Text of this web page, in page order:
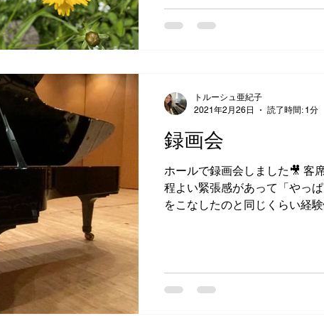
録画会
ホールで録画会しました🎥 客
程よい緊張感があって「やっ
をこなしたのと同じくらい経
トルーシュ亜紀子
2021年2月26日
読了時間: 1分